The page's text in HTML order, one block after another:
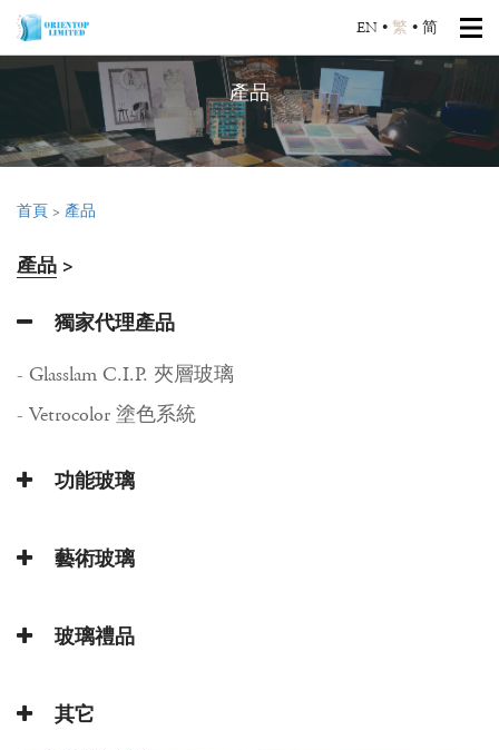
EN • 繁 • 简
產品
首頁 > 產品
產品 >
獨家代理產品
- Glasslam C.I.P. 夾層玻璃
- Vetrocolor 塗色系統
功能玻璃
藝術玻璃
玻璃禮品
其它